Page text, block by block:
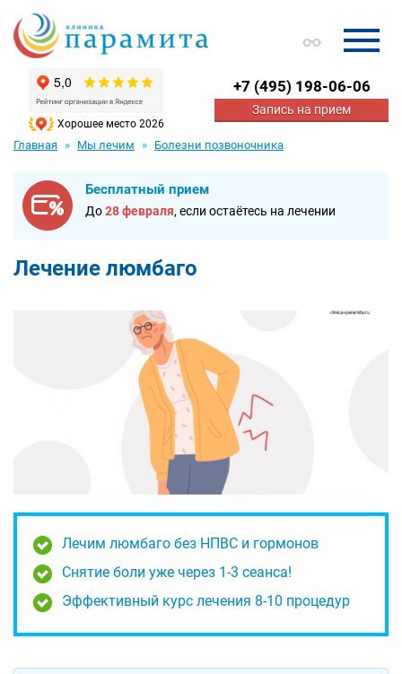
Хорошее место 2026
+7 (495) 198-06-06
Запись на прием
Главная Мы лечим Болезни позвоночника
Бесплатный прием
До28 февраля, если остаётесь на лечении
Лечение люмбаго
Лечим люмбаго без НПВС и гормонов
Снятие боли уже через 1-3 сеанса!
Эффективный курс лечения 8-10 процедур